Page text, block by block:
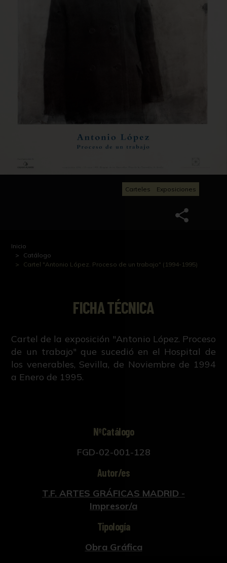
Carteles Exposiciones
Inicio
Catálogo
Cartel "Antonio López. Proceso de un trabajo" (1994-1995)
FICHA TÉCNICA
Cartel de la exposición "Antonio López. Proceso
de un trabajo" que sucedió en el Hospital de
los venerables, Sevilla, de Noviembre de 1994
a Enero de 1995.
NºCatálogo
FGD-02-001-128
Autor/es
T.F. ARTES GRÁFICAS MADRID -
Impresor/a
Tipología
Obra Gráfica